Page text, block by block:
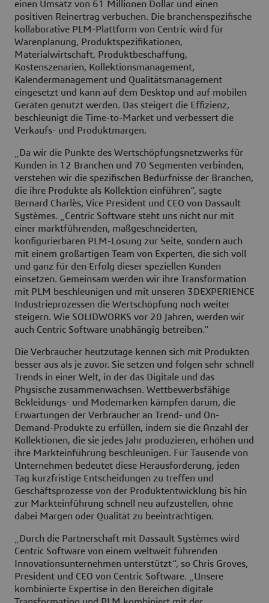
einen Umsatz von 61 Millionen Dollar und einen
positiven Reinertrag verbuchen. Die branchenspezifische
kollaborative PLM-Plattform von Centric wird für
Warenplanung, Produktspezifikationen,
Materialwirtschaft, Produktbeschaffung,
Kostenszenarien, Kollektionsmanagement,
Kalendermanagement und Qualitätsmanagement
eingesetzt und kann auf dem Desktop und auf mobilen
Geräten genutzt werden. Das steigert die Effizienz,
beschleunigt die Time-to-Market und verbessert die
Verkaufs- und Produktmargen.
„Da wir die Punkte des Wertschöpfungsnetzwerks für
Kunden in 12 Branchen und 70 Segmenten verbinden,
verstehen wir die spezifischen Bedürfnisse der Branchen,
die ihre Produkte als Kollektion einführen“, sagte
Bernard Charlès, Vice President und CEO von Dassault
Systèmes. „Centric Software steht uns nicht nur mit
einer marktführenden, maßgeschneiderten,
konfigurierbaren PLM-Lösung zur Seite, sondern auch
mit einem großartigen Team von Experten, die sich voll
und ganz für den Erfolg dieser speziellen Kunden
einsetzen. Gemeinsam werden wir ihre Transformation
mit PLM beschleunigen und mit unseren 3DEXPERIENCE
Industrieprozessen die Wertschöpfung noch weiter
steigern. Wie SOLIDWORKS vor 20 Jahren, werden wir
auch Centric Software unabhängig betreiben.“
Die Verbraucher heutzutage kennen sich mit Produkten
besser aus als je zuvor. Sie setzen und folgen sehr schnell
Trends in einer Welt, in der das Digitale und das
Physische zusammenwachsen. Wettbewerbsfähige
Bekleidungs- und Modemarken kämpfen darum, die
Erwartungen der Verbraucher an Trend- und On-
Demand-Produkte zu erfüllen, indem sie die Anzahl der
Kollektionen, die sie jedes Jahr produzieren, erhöhen und
ihre Markteinführung beschleunigen. Für Tausende von
Unternehmen bedeutet diese Herausforderung, jeden
Tag kurzfristige Entscheidungen zu treffen und
Geschäftsprozesse von der Produktentwicklung bis hin
zur Markteinführung schnell neu aufzustellen, ohne
dabei Margen oder Qualität zu beeinträchtigen.
„Durch die Partnerschaft mit Dassault Systèmes wird
Centric Software von einem weltweit führenden
Innovationsunternehmen unterstützt“, so Chris Groves,
President und CEO von Centric Software. „Unsere
kombinierte Expertise in den Bereichen digitale